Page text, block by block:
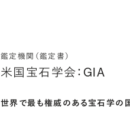
鑑定機関（鑑定書）
米国宝石学会：GIA
世界で最も権威のある宝石学の